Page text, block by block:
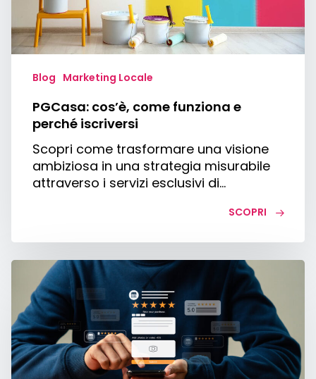
Blog Marketing Locale
PGCasa: cos’è, come funziona e
perché iscriversi
Scopri come trasformare una visione
ambiziosa in una strategia misurabile
attraverso i servizi esclusivi di…
SCOPRI
Visibilità
online:
cos’è,
strategie
e
come
migliorarla